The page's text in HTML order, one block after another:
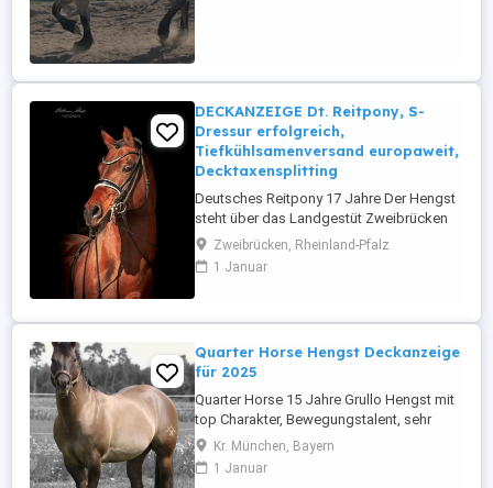
DECKANZEIGE Dt. Reitpony, S-
Dressur erfolgreich,
Tiefkühlsamenversand europaweit,
Decktaxensplitting
Deutsches Reitpony 17 Jahre Der Hengst
steht über das Landgestüt Zweibrücken
zur Verfügung. Der Einsatz erfolgt über
Tiefkühlsamen, der Versand ist europweit
möglich: CANDIS vM ist ein gekörter und
Zweibrücken, Rheinland-Pfalz
1 Januar
Quarter Horse Hengst Deckanzeige
für 2025
Quarter Horse 15 Jahre Grullo Hengst mit
top Charakter, Bewegungstalent, sehr
gutes Exterieur, deckt an der Hand, auf
den Fotos alles Töcher und Söhne von
ihm , Tupferprobe und Influenza nötig ,.
Kr. München, Bayern
1 Januar